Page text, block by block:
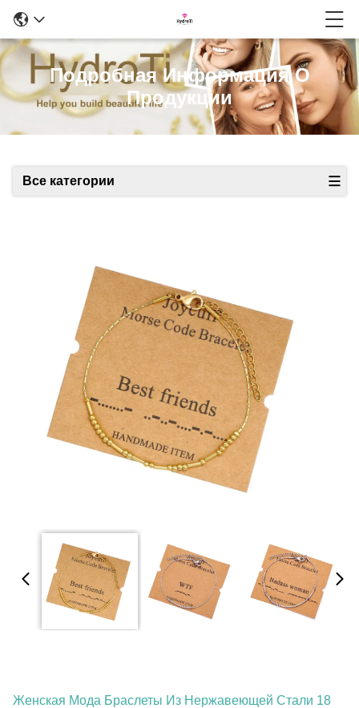
Подробная Информация О
Продукции
Все категории
Женская Мода Браслеты Из Нержавеющей Стали 18